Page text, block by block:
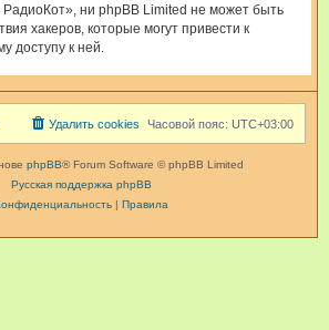
ни phpBB Limited не может быть
хакеров, которые могут привести к
доступу к ней.
Часовой пояс: UTC+03:00
Удалить cookies
phpBB® Forum Software © phpBB Limited
Русская поддержка phpBB
| Правила